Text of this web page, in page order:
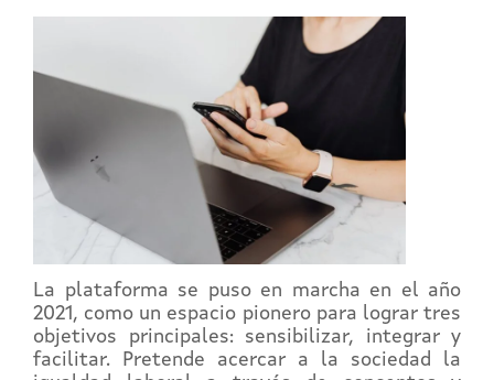
La plataforma se puso en marcha en el año
2021, como un espacio pionero para lograr tres
objetivos principales: sensibilizar, integrar y
facilitar. Pretende acercar a la sociedad la